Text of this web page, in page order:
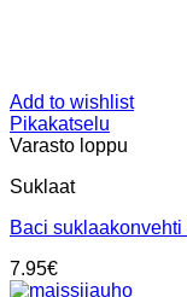
Add to wishlist
Pikakatselu
Varasto loppu
Suklaat
Baci
7.95€